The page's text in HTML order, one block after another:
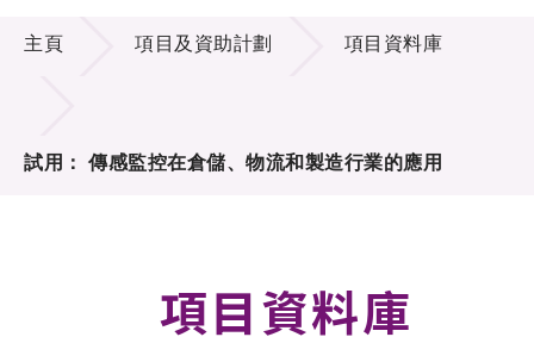
技術商品化
合作計劃
徵求研發項目計劃書
項目及資助計劃
主頁 項目及資助計劃 項目資料庫
試用： 傳感監控在倉儲、物流和製造行業的應用
項目資料庫